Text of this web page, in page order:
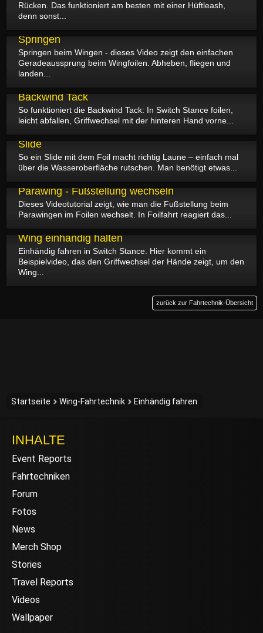
Rücken. Das funktioniert am besten mit einer Hüftleash,
denn sonst...
Springen
Springen beim Wingen - dieses Video zeigt den einfachen
Geradeaussprung beim Wingfoilen. Abheben, fliegen und
landen...
Backwind Tack
So funktioniert die Backwind Tack: In Switch Stance foilen,
leicht abfallen, Griffwechsel mit der hinteren Hand vorne...
Slide
So ein Slide mit dem Foil macht richtig Laune – einfach mal
über die Wasseroberfläche rutschen. Man benötigt etwas...
Parawing - Fußstellung wechseln
Dieses Videotutorial zeigt, wie man die Fußstellung beim
Parawingen im Foilen wechselt. In Foilfahrt reagiert das...
Wing einhändig halten
Einhändig fahren in Switch Stance. Hier kommt ein
Beispielvideo, das den Griffwechsel der Hände zeigt, um den
Wing...
zurück zur Fahrtechnik-Übersicht
Startseite Wing-Fahrtechnik Einhändig fahren
INHALTE
Event Reports
Fahrtechniken
Forum
Fotos
News
Merch Shop
Stories
Travel Reports
Videos
Wallpaper